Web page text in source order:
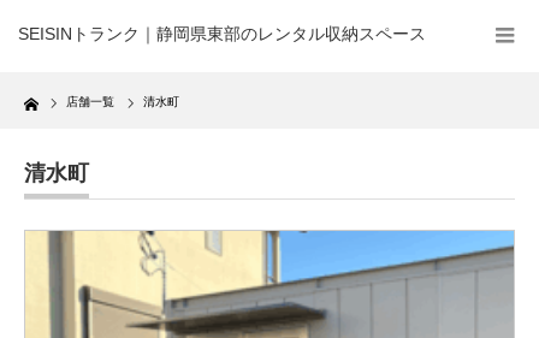
SEISINトランク｜静岡県東部のレンタル収納スペース
Home 店舗一覧 清水町
清水町